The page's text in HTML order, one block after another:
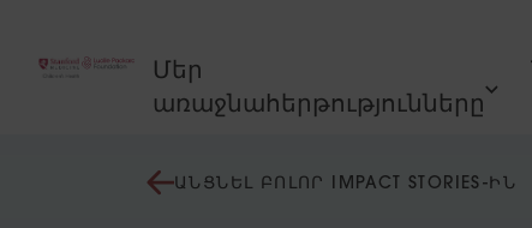
Մեր
առաջնահերթությունները
ԱՆՑՆԵԼ ԲՈԼՈՐ IMPACT STORIES-ԻՆ